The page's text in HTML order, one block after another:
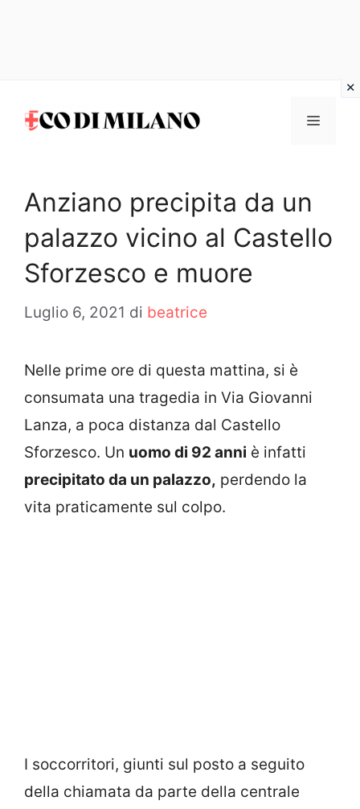
MENU
Anziano precipita da un
palazzo vicino al Castello
Sforzesco e muore
Luglio 6, 2021 di beatrice
Nelle prime ore di questa mattina, si è
consumata una tragedia in Via Giovanni
Lanza, a poca distanza dal Castello
Sforzesco. Un uomo di 92 anni è infatti
precipitato da un palazzo, perdendo la
vita praticamente sul colpo.
I soccorritori, giunti sul posto a seguito
della chiamata da parte della centrale